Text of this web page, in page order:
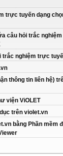
trực tuyến dạng
câu hỏi trắc nghiệm
trắc nghiệm trực
thông tin liên hệ)
viện ViOLET
trên violet.vn
bằng Phần mềm